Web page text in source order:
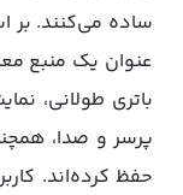
باتری طولانی،
پرسر و صدا،